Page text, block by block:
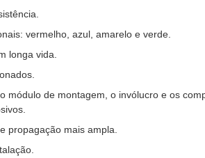
vermelho, azul, amarelo e verde.
longa vida.
módulo de montagem, o invólucro e os
propagação mais ampla.